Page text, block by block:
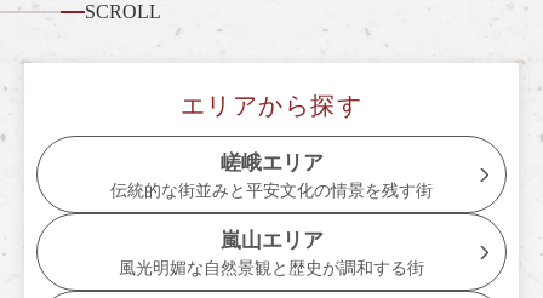
各駅情報
各駅情報一覧
トロッコ嵯峨駅
トロッコ保津峡駅
SCROLL
エリアから探す
嵯峨エリア
伝統的な街並みと平安文化の情景を残す街
嵐山エリア
風光明媚な自然景観と歴史が調和する街